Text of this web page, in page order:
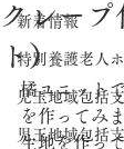
新着情報
特別養護老人
児玉地域包括
児玉地域包括
クレープ
ト）
橘ユニット
を作ってみ
生地を作っ